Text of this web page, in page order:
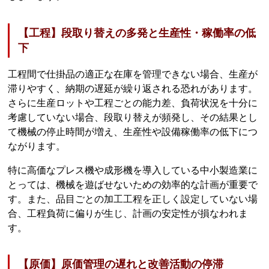
【工程】段取り替えの多発と生産性・稼働率の低
下
工程間で仕掛品の適正な在庫を管理できない場合、生産が
滞りやすく、納期の遅延が繰り返される恐れがあります。
さらに生産ロットや工程ごとの能力差、負荷状況を十分に
考慮していない場合、段取り替えが頻発し、その結果とし
て機械の停止時間が増え、生産性や設備稼働率の低下につ
ながります。
特に高価なプレス機や成形機を導入している中小製造業に
とっては、機械を遊ばせないための効率的な計画が重要で
す。また、品目ごとの加工工程を正しく設定していない場
合、工程負荷に偏りが生じ、計画の安定性が損なわれま
す。
【原価】原価管理の遅れと改善活動の停滞